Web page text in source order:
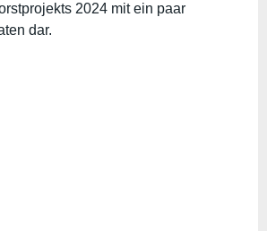
2024 mit ein paar
dar.